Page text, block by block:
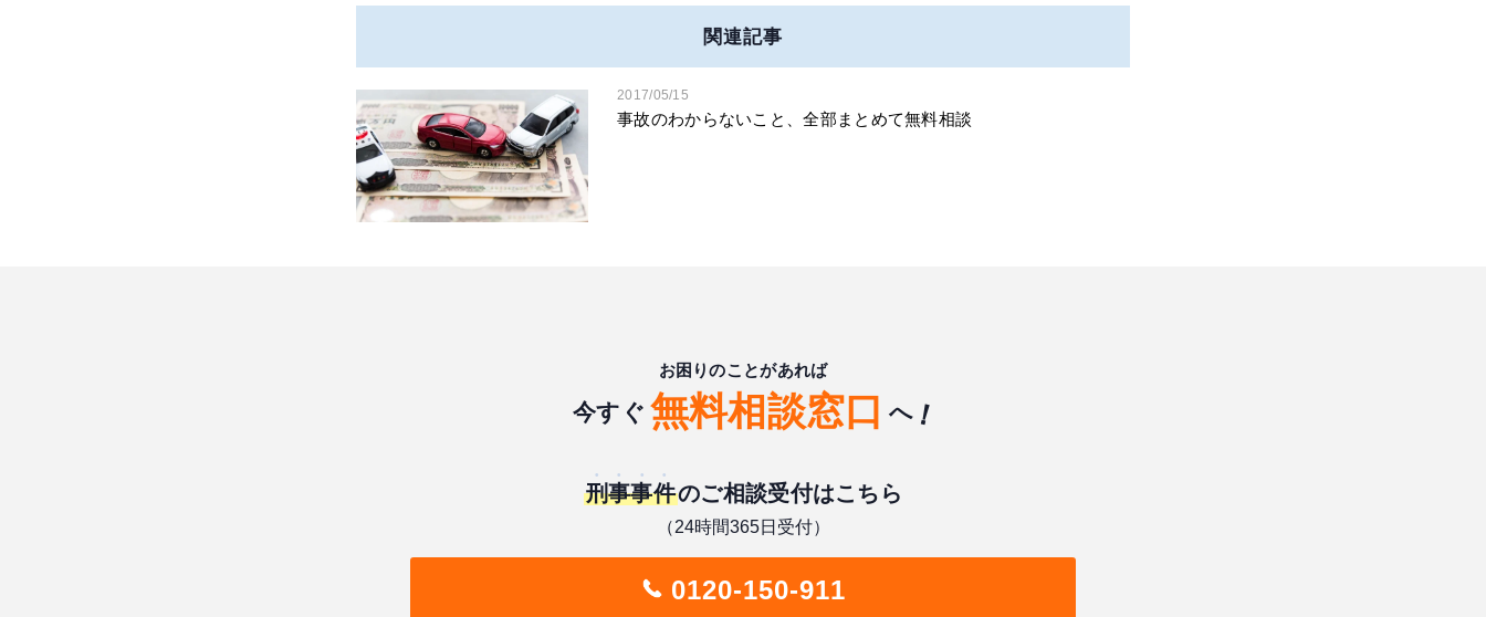
関連記事
2017/05/15
事故のわからないこと、全部まとめて無料相談
お困りのことがあれば
今すぐ 無料相談窓口 へ
刑事事件のご相談受付はこちら
（24時間365日受付）
0120-150-911